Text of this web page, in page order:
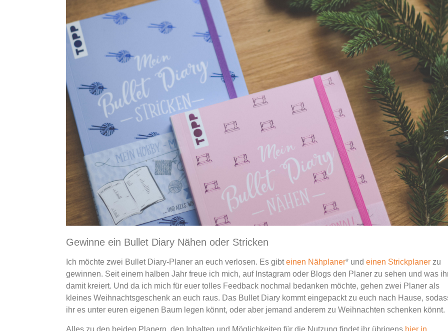
Gewinne ein Bullet Diary Nähen oder Stricken
Ich möchte zwei Bullet Diary-Planer an euch verlosen. Es gibteinen Nähplaner* und einen Strickplaner zu
gewinnen. Seit einem halben Jahr freue ich mich, auf Instagram oder Blogs den Planer zu sehen und was
damit kreiert. Und da ich mich für euer tolles Feedback nochmal bedanken möchte, gehen zwei Planer als
kleines Weihnachtsgeschenk an euch raus. Das Bullet Diary kommt eingepackt zu euch nach Hause,
ihr es unter euren eigenen Baum legen könnt, oder aber jemand anderem zu Weihnachten schenken könnt.
Alles zu den beiden Planern, den Inhalten und Möglichkeiten für die Nutzung findet ihr übrigens hier in